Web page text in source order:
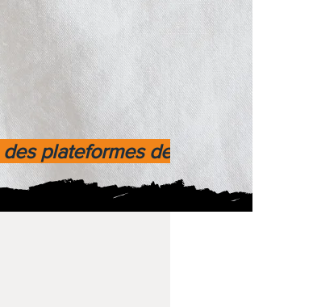
plateformes de paiement